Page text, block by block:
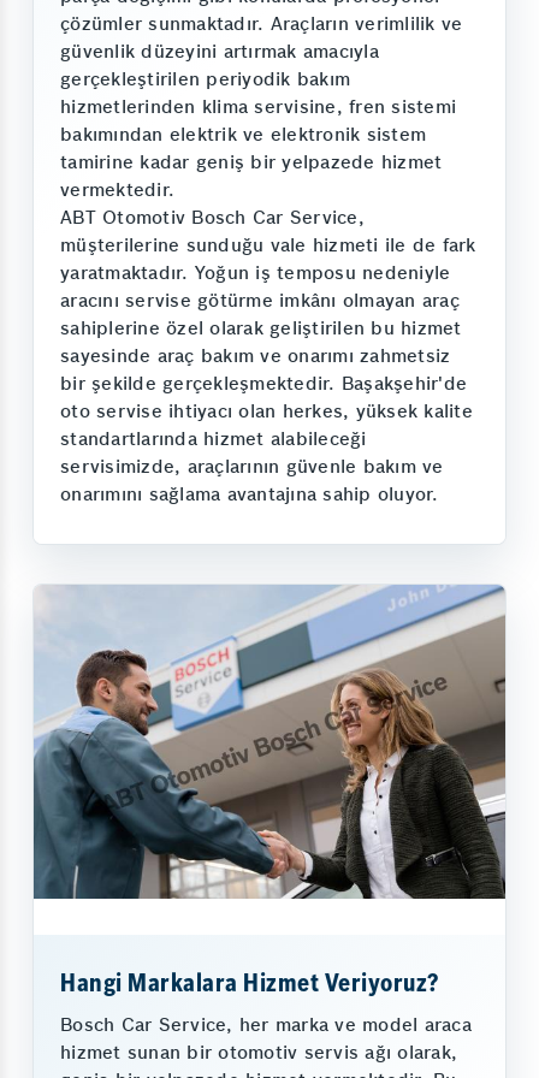
çözümler sunmaktadır. Araçların verimlilik ve
güvenlik düzeyini artırmak amacıyla
gerçekleştirilen periyodik bakım
hizmetlerinden klima servisine, fren sistemi
bakımından elektrik ve elektronik sistem
tamirine kadar geniş bir yelpazede hizmet
vermektedir.
ABT Otomotiv Bosch Car Service,
müşterilerine sunduğu vale hizmeti ile de fark
yaratmaktadır. Yoğun iş temposu nedeniyle
aracını servise götürme imkânı olmayan araç
sahiplerine özel olarak geliştirilen bu hizmet
sayesinde araç bakım ve onarımı zahmetsiz
bir şekilde gerçekleşmektedir. Başakşehir'de
oto servise ihtiyacı olan herkes, yüksek kalite
standartlarında hizmet alabileceği
servisimizde, araçlarının güvenle bakım ve
onarımını sağlama avantajına sahip oluyor.
Hangi Markalara Hizmet Veriyoruz?
Bosch Car Service, her marka ve model araca
hizmet sunan bir otomotiv servis ağı olarak,